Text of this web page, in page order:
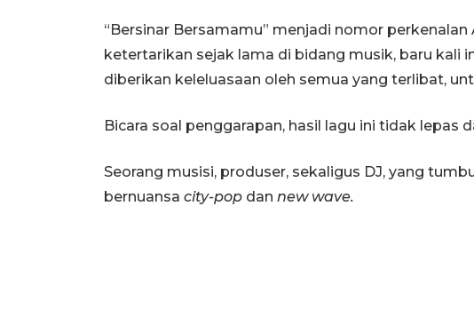
“Bersinar Bersamamu” menjadi nomor
ketertarikan sejak lama di bidang musik, baru kali
diberikan keleluasaan oleh semua yang terlibat,
Bicara soal penggarapan, hasil lagu ini tidak lepas
Seorang musisi, produser, sekaligus DJ, yang
bernuansa city-pop dan new wave.